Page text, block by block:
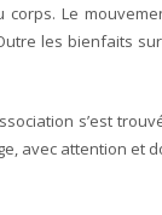
Le
les bienfaits
s’est
avec attention et